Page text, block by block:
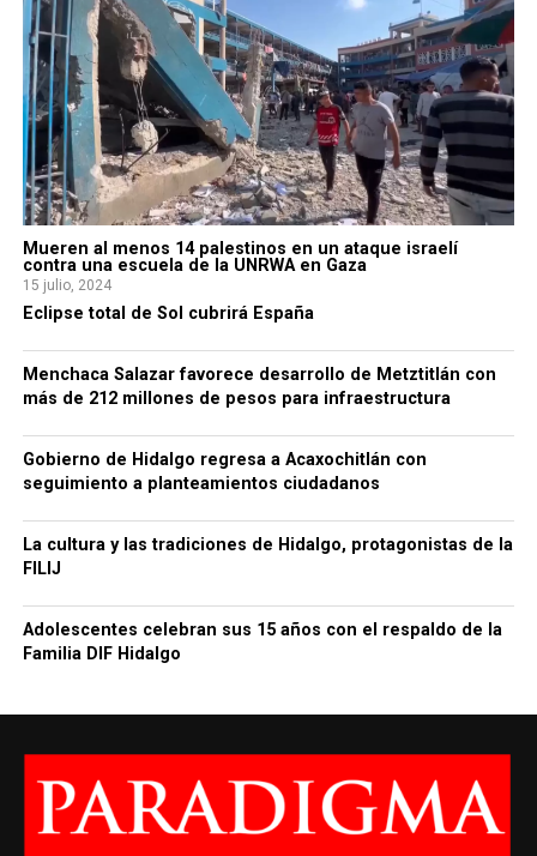
Mueren al menos 14 palestinos en un ataque israelí
contra una escuela de la UNRWA en Gaza
15 julio, 2024
Eclipse total de Sol cubrirá España
Menchaca Salazar favorece desarrollo de Metztitlán con
más de 212 millones de pesos para infraestructura
Gobierno de Hidalgo regresa a Acaxochitlán con
seguimiento a planteamientos ciudadanos
La cultura y las tradiciones de Hidalgo, protagonistas de la
FILIJ
Adolescentes celebran sus 15 años con el respaldo de la
Familia DIF Hidalgo